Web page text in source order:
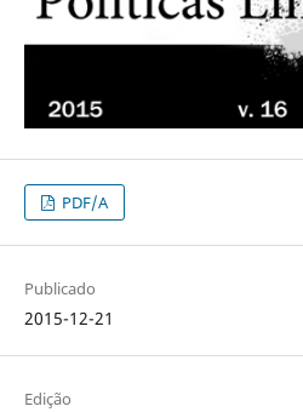
PDF/A
Publicado
2015-12-21
Edição